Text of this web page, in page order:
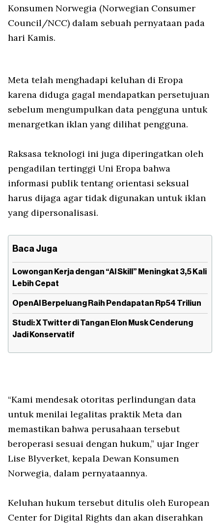
Konsumen Norwegia (Norwegian Consumer
Council/NCC) dalam sebuah pernyataan pada
hari Kamis.
Meta telah menghadapi keluhan di Eropa
karena diduga gagal mendapatkan persetujuan
sebelum mengumpulkan data pengguna untuk
menargetkan iklan yang dilihat pengguna.
Raksasa teknologi ini juga diperingatkan oleh
pengadilan tertinggi Uni Eropa bahwa
informasi publik tentang orientasi seksual
harus dijaga agar tidak digunakan untuk iklan
yang dipersonalisasi.
Baca Juga
Lowongan Kerja dengan “AI Skill” Meningkat 3,5 Kali
Lebih Cepat
OpenAI Berpeluang Raih Pendapatan Rp54 Triliun
Studi: X Twitter di Tangan Elon Musk Cenderung
Jadi Konservatif
“Kami mendesak otoritas perlindungan data
untuk menilai legalitas praktik Meta dan
memastikan bahwa perusahaan tersebut
beroperasi sesuai dengan hukum,” ujar Inger
Lise Blyverket, kepala Dewan Konsumen
Norwegia, dalam pernyataannya.
Keluhan hukum tersebut ditulis oleh European
Center for Digital Rights dan akan diserahkan